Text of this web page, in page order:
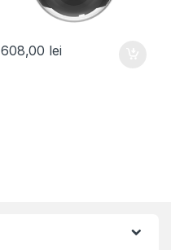
608,00 lei